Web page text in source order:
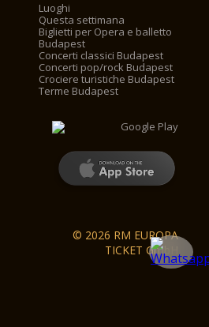
Luoghi
Questa settimana
Biglietti per Opera e balletto
Budapest
Concerti classici Budapest
Concerti pop/rock Budapest
Crociere turistiche Budapest
Terme Budapest
© 2026 RM EUROPA
TICKET GmbH